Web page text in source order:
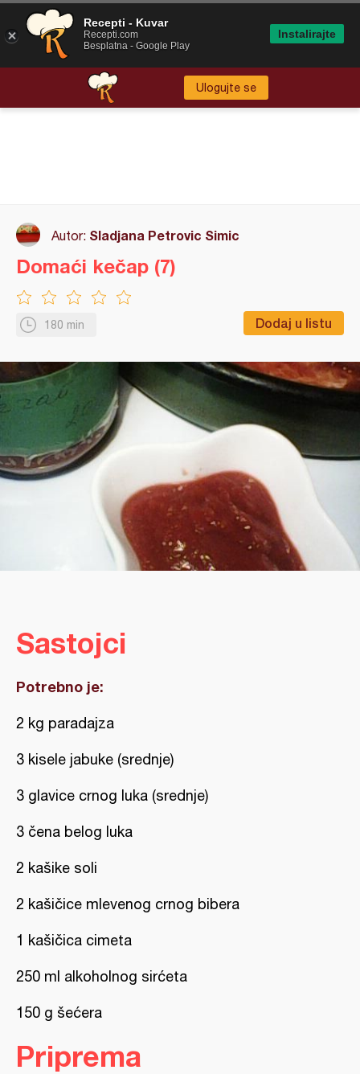
Ulogujte se
Autor: Sladjana Petrovic Simic
180 min Dodaj u listu
Domaći kečap (7)
Sastojci
Potrebno je:
2 kg paradajza
3 kisele jabuke (srednje)
3 glavice crnog luka (srednje)
3 čena belog luka
2 kašike soli
2 kašičice mlevenog crnog bibera
1 kašičica cimeta
250 ml alkoholnog sirćeta
150 g šećera
Priprema
Recepti - Kuvar
Recepti.com
Besplatna - Google Play
Instalirajte